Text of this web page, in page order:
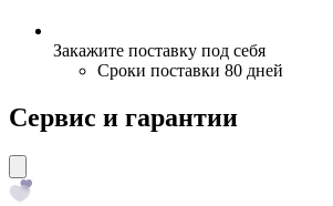
Закажите поставку под себя
Сроки поставки 80 дней
Сервис и гарантии